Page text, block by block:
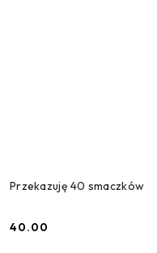
Przekazuję 40 smaczków
Cena:
40.00